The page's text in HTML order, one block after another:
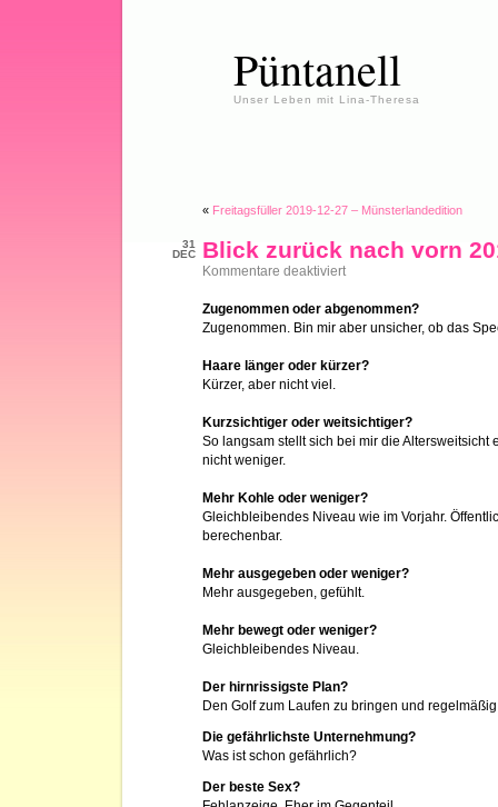
Püntanell
Unser Leben mit Lina-Theresa
« Freitagsfüller 2019-12-27 – Münsterlandedition
31
DEC
Blick zurück nach vorn
Kommentare deaktiviertfür
nach
vorn
Zugenommen oder abgenommen?
Zugenommen. Bin mir aber unsicher, ob das
Haare länger oder kürzer?
Kürzer, aber nicht viel.
Kurzsichtiger oder weitsichtiger?
So langsam stellt sich bei mir die Altersweitsicht
nicht weniger.
Mehr Kohle oder weniger?
Gleichbleibendes Niveau wie im Vorjahr.
berechenbar.
Mehr ausgegeben oder weniger?
Mehr ausgegeben, gefühlt.
Mehr bewegt oder weniger?
Gleichbleibendes Niveau.
Der hirnrissigste Plan?
Den Golf zum Laufen zu bringen und
Die gefährlichste Unternehmung?
Was ist schon gefährlich?
Der beste Sex?